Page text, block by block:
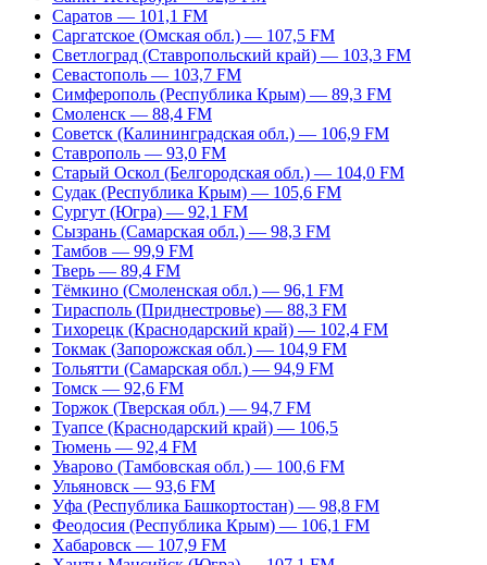
Саратов — 101,1 FM
Саргатское (Омская обл.) — 107,5 FM
Светлоград (Ставропольский край) — 103,3 FM
Севастополь — 103,7 FM
Симферополь (Республика Крым) — 89,3 FM
Смоленск — 88,4 FM
Советск (Калининградская обл.) — 106,9 FM
Ставрополь — 93,0 FM
Старый Оскол (Белгородская обл.) — 104,0 FM
Судак (Республика Крым) — 105,6 FM
Сургут (Югра) — 92,1 FM
Сызрань (Самарская обл.) — 98,3 FM
Тамбов — 99,9 FM
Тверь — 89,4 FM
Тёмкино (Смоленская обл.) — 96,1 FM
Тирасполь (Приднестровье) — 88,3 FM
Тихорецк (Краснодарский край) — 102,4 FM
Токмак (Запорожская обл.) — 104,9 FM
Тольятти (Самарская обл.) — 94,9 FM
Томск — 92,6 FM
Торжок (Тверская обл.) — 94,7 FM
Туапсе (Краснодарский край) — 106,5
Тюмень — 92,4 FM
Уварово (Тамбовская обл.) — 100,6 FM
Ульяновск — 93,6 FM
Уфа (Республика Башкортостан) — 98,8 FM
Феодосия (Республика Крым) — 106,1 FM
Хабаровск — 107,9 FM